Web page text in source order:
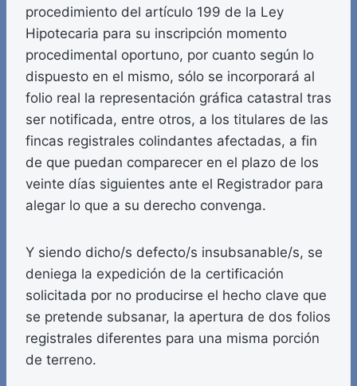
procedimiento del artículo 199 de la Ley
Hipotecaria para su inscripción momento
procedimental oportuno, por cuanto según lo
dispuesto en el mismo, sólo se incorporará al
folio real la representación gráfica catastral tras
ser notificada, entre otros, a los titulares de las
fincas registrales colindantes afectadas, a fin
de que puedan comparecer en el plazo de los
veinte días siguientes ante el Registrador para
alegar lo que a su derecho convenga.
Y siendo dicho/s defecto/s insubsanable/s, se
deniega la expedición de la certificación
solicitada por no producirse el hecho clave que
se pretende subsanar, la apertura de dos folios
registrales diferentes para una misma porción
de terreno.